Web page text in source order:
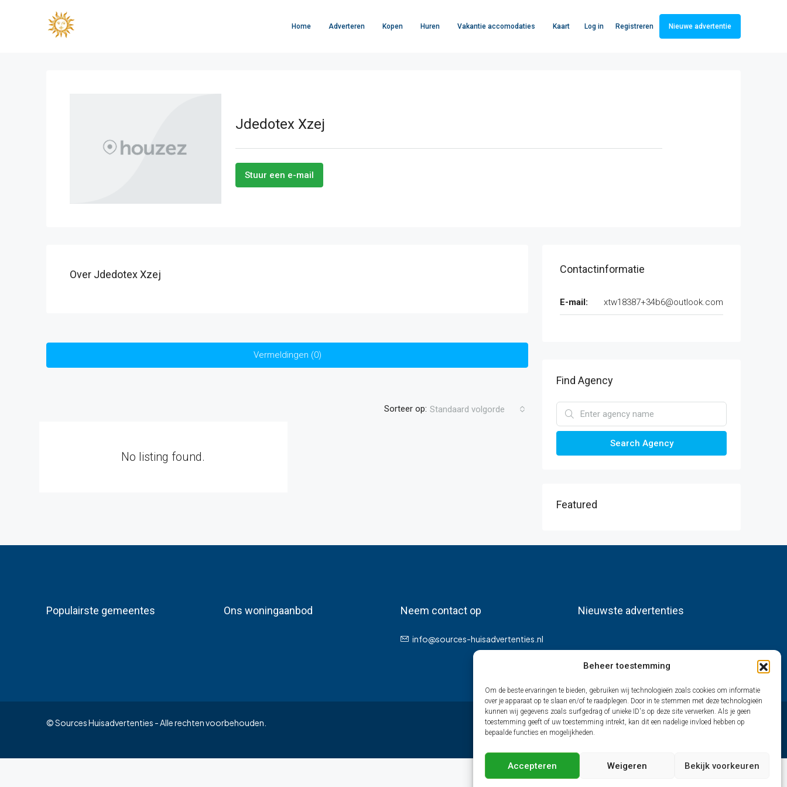
Beheer toestemming
Om de beste ervaringen te bieden, gebruiken wij technologieën zoals cookies om informatie
over je apparaat op te slaan en/of te raadplegen. Door in te stemmen met deze technologieën
kunnen wij gegevens zoals surfgedrag of unieke ID's op deze site verwerken. Als je geen
toestemming geeft of uw toestemming intrekt, kan dit een nadelige invloed hebben op
bepaalde functies en mogelijkheden.
Accepteren Weigeren Bekijk voorkeuren
Home Adverteren Kopen Huren Vakantie accomodaties Kaart Log in Registreren Nieuwe advertentie
Jdedotex Xzej
Stuur een e-mail
Over Jdedotex Xzej
Vermeldingen (0)
Sorteer op: Standaard volgorde
No listing found.
Contactinformatie
E-mail: xtw18387+34b6@outlook.com
Find Agency
Search Agency
Featured
Populairste gemeentes Ons woningaanbod Neem contact op
info@sources-huisadvertenties.nl
Nieuwste advertenties
© Sources Huisadvertenties - Alle rechten voorbehouden.